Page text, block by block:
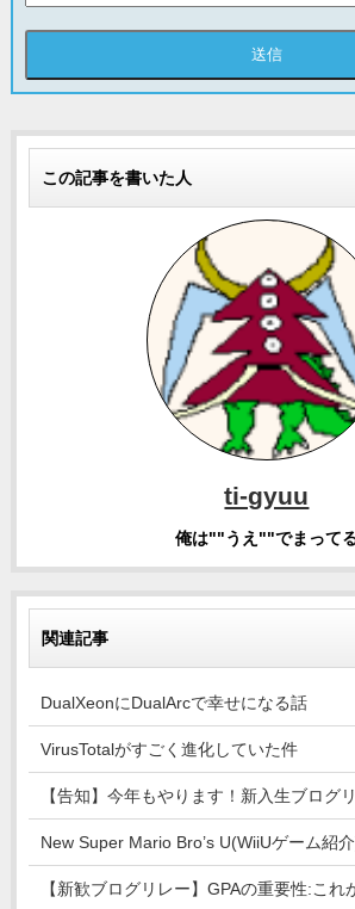
この記事を書いた人
ti-gyuu
俺は""うえ""でまって
関連記事
DualXeonにDualArcで幸せになる話
VirusTotalがすごく進化していた件
【告知】今年もやります！新入生ブログ
New Super Mario Bro’s U(WiiUゲーム紹
【新歓ブログリレー】GPAの重要性:これ